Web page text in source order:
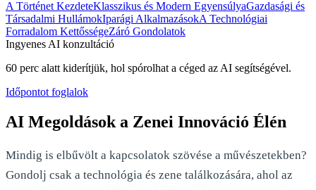
A Történet KezdeteKlasszikus és Modern EgyensúlyaGazdasági és
Társadalmi HullámokIparági AlkalmazásokA Technológiai
Forradalom KettősségeZáró Gondolatok
Ingyenes AI konzultáció
60 perc alatt kiderítjük, hol spórolhat a céged az AI segítségével.
Időpontot foglalok
AI Megoldások a Zenei Innováció Élén
Mindig is elbűvölt a kapcsolatok szövése a művészetekben?
Gondolj csak a technológia és zene találkozására, ahol az